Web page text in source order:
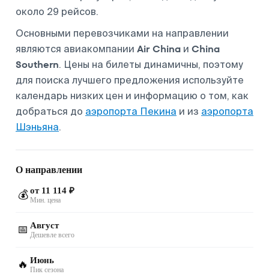
около 29 рейсов.
Основными перевозчиками на направлении
являются авиакомпании Air China и China
Southern. Цены на билеты динамичны, поэтому
для поиска лучшего предложения используйте
календарь низких цен и информацию о том, как
добраться до аэропорта Пекина и из аэропорта
Шэньяна.
О направлении
💰 от 11 114 ₽
Мин. цена
📅 Август
Дешевле всего
🔥 Июнь
Пик сезона